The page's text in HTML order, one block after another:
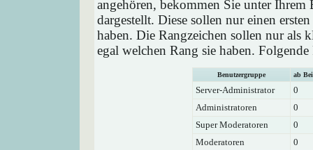
angehören, bekommen Sie unter Ihrem
dargestellt. Diese sollen nur einen
haben. Die Rangzeichen sollen nur als
egal welchen Rang sie haben.
Benutzergruppe ab
Server-Administrator
0
Administratoren
0
Super Moderatoren
0
Moderatoren
0